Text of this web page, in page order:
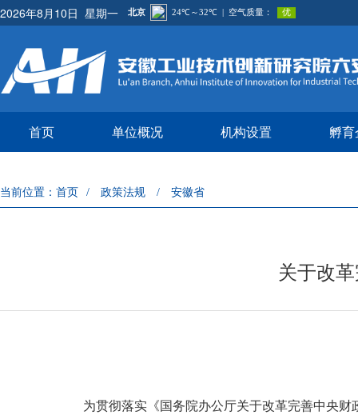
2026年8月10日 星期一
首页 单位概况 机构设置 孵
当前位置： 首页 / 政策法规 / 安徽省
关于改
为贯彻落实《国务院办公厅关于改革完善中央